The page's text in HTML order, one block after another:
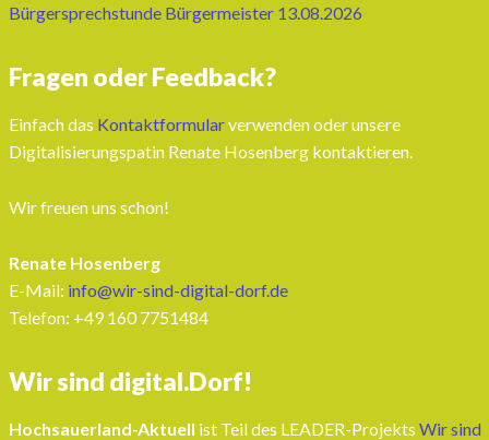
Bürgersprechstunde Bürgermeister 13.08.2026
Fragen oder Feedback?
Einfach das Kontaktformularverwenden oder unsere
Digitalisierungspatin Renate Hosenberg kontaktieren.
Wir freuen uns schon!
Renate Hosenberg
E-Mail: info@wir-sind-digital-dorf.de
Telefon: ‭+49 160 7751484‬
Wir sind digital.Dorf!
Hochsauerland-Aktuell ist Teil des LEADER-Projekts Wir sind